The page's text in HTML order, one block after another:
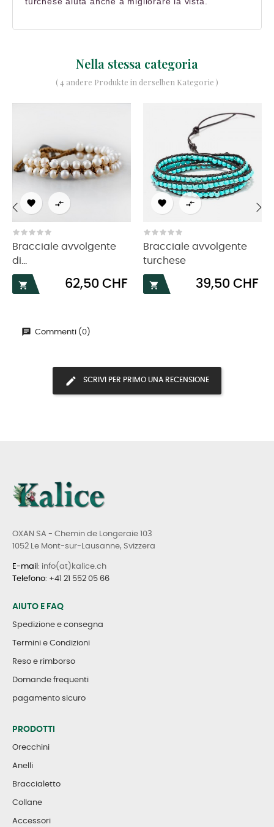
Nella stessa categoria
( 4 andere Produkte in derselben Kategorie )
 
Bracciale avvolgente
di...

Prezzo
62,50 CHF
 
Bracciale avvolgente
turchese

Prezzo
39,50 CHF
‹
Commenti (0)
SCRIVI PER PRIMO UNA RECENSIONE
OXAN SA - Chemin de Longeraie 103
1052 Le Mont-sur-Lausanne, Svizzera
E-mail : info(at)kalice.ch
Telefono: +41 21 552 05 66
AIUTO E FAQ
Spedizione e consegna
Termini e Condizioni
Reso e rimborso
Domande frequenti
pagamento sicuro
PRODOTTI
Orecchini
Anelli
Braccialetto
Collane
Accessori